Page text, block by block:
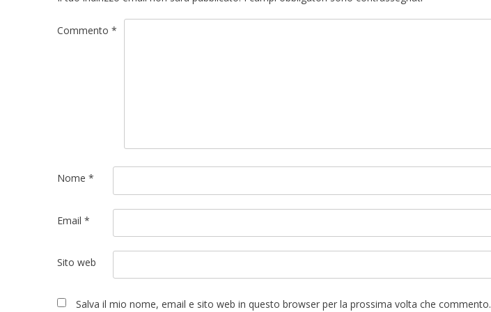
Commento *
Nome *
Email *
Sito web
Salva il mio nome, email e sito web in questo browser per la prossima volta che commento.